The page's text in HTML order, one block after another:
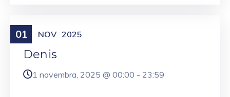
01 NOV 2025
Meniny
Denis
1 novembra, 2025 @ 00:00 - 23:59